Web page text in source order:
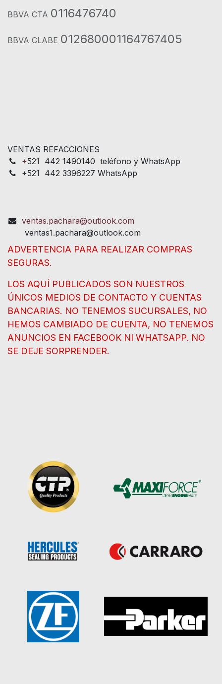
BBVA CTA 0116476740
BBVA CLABE 012680001164767405
VENTAS REFACCIONES
+521 442 1490140 teléfono y WhatsApp
+521 442 3396227 WhatsApp
ventas.pachara@outlook.com
ventas1.pachara@outlook.com
ADVERTENCIA PARA REALIZAR COMPRAS
SEGURAS.
LOS AQUÍ PUBLICADOS SON NUESTROS
ÚNICOS MEDIOS DE CONTACTO Y CUENTAS
BANCARIAS. NO TENEMOS SUCURSALES, NO
HEMOS CAMBIADO DE CUENTA, NO TENEMOS
ANUNCIOS EN FACEBOOK NI WHATSAPP. NO
SE DEJE SORPRENDER.